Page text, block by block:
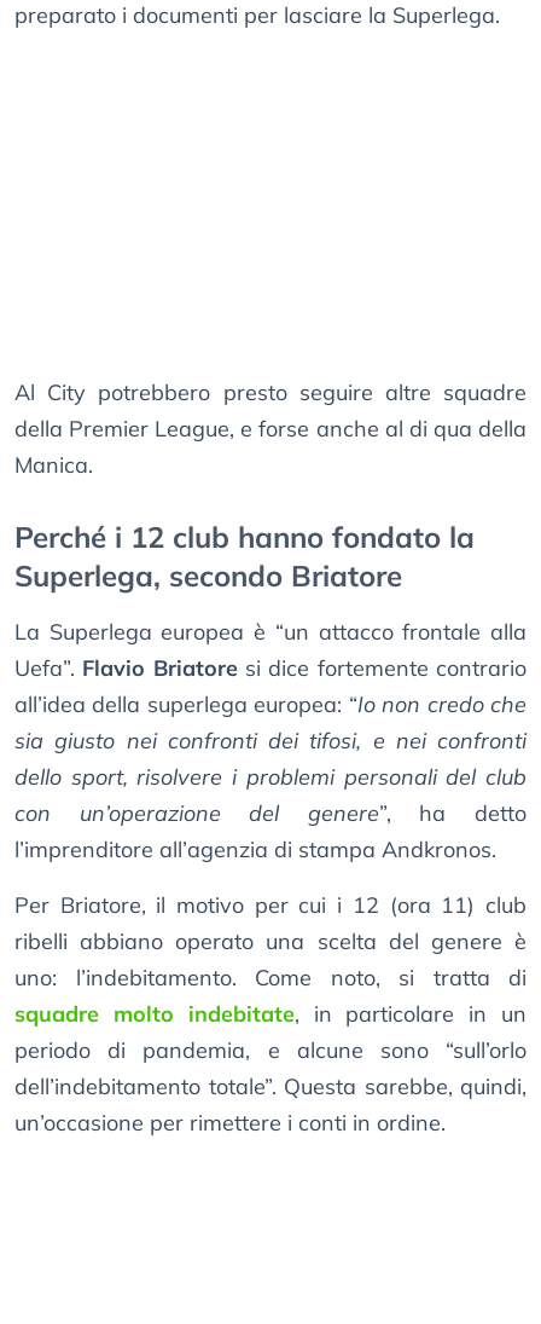
preparato i documenti per lasciare la Superlega.
Al City potrebbero presto seguire altre squadre
della Premier League, e forse anche al di qua della
Manica.
Perché i 12 club hanno fondato la
Superlega, secondo Briatore
La Superlega europea è “un attacco frontale alla
Uefa”. Flavio Briatoresi dice fortemente contrario
all’idea della superlega europea: “Io non credo che
sia giusto nei confronti dei tifosi, e nei confronti
dello sport, risolvere i problemi personali del club
con un’operazione del genere”, ha detto
l’imprenditore all’agenzia di stampa Andkronos.
Per Briatore, il motivo per cui i 12 (ora 11) club
ribelli abbiano operato una scelta del genere è
uno: l’indebitamento. Come noto, si tratta di
squadre molto indebitate, in particolare in un
periodo di pandemia, e alcune sono “sull’orlo
dell’indebitamento totale”. Questa sarebbe, quindi,
un’occasione per rimettere i conti in ordine.